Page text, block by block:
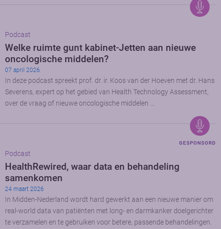
Podcast
Welke ruimte gunt kabinet-Jetten aan nieuwe
oncologische middelen?
07 april 2026
In deze podcast spreekt prof. dr. ir. Koos van der Hoeven met dr. Hans
Severens, expert op het gebied van Health Technology Assessment,
over de vraag of nieuwe oncologische middelen …
GESPONSORD
Podcast
HealthRewired, waar data en behandeling
samenkomen
24 maart 2026
In Midden-Nederland wordt hard gewerkt aan een nieuwe manier om
real-world data van patiënten met long- en darmkanker doelgerichter
te verzamelen en te gebruiken voor betere, passende behandelingen.